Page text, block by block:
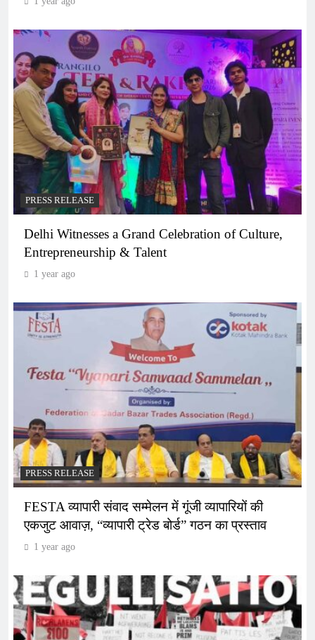
PRESS RELEASE
Delhi Witnesses a Grand Celebration of Culture,
Entrepreneurship & Talent
1 year ago
PRESS RELEASE
FESTA व्यापारी संवाद सम्मेलन में गूंजी व्यापारियों की
एकजुट आवाज़, “व्यापारी ट्रेड बोर्ड” गठन का प्रस्ताव
1 year ago